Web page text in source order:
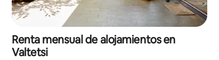
Renta mensual de alojamientos en
Valtetsi